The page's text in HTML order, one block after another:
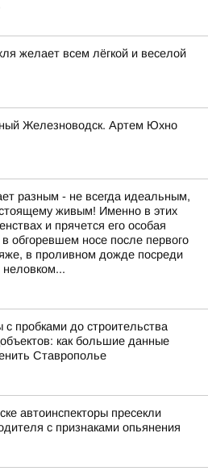
желает всем лёгкой и веселой
Железноводск. Артем Юхно
разным - не всегда идеальным,
живым! Именно в этих
и прячется его особая
в обгоревшем носе после первого
в проливном дожде посреди
неловком...
пробками до строительства
как большие данные
Ставрополье
автоинспекторы пресекли
с признаками опьянения